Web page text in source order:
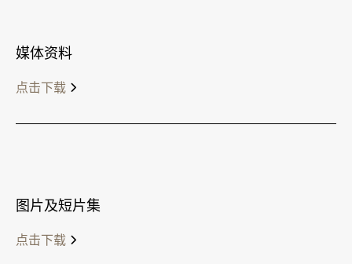
媒体资料
点击下载
图片及短片集
点击下载